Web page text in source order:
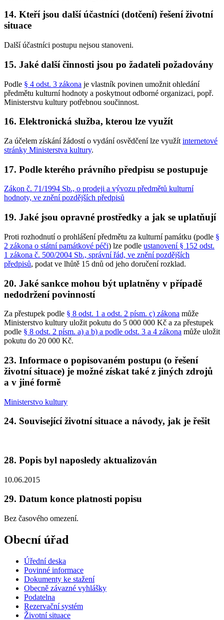
14. Kteří jsou další účastníci (dotčení) řešení životní
situace
Další účastníci postupu nejsou stanoveni.
15. Jaké další činnosti jsou po žadateli požadovány
Podle § 4 odst. 3 zákona je vlastník povinen umožnit ohledání
předmětu kulturní hodnoty a poskytnout odborné organizaci, popř.
Ministerstvu kultury potřebnou součinnost.
16. Elektronická služba, kterou lze využít
Za účelem získání žádostí o vydání osvědčení lze využít internetové
stránky Ministerstva kultury.
17. Podle kterého právního předpisu se postupuje
Zákon č. 71/1994 Sb., o prodeji a vývozu předmětů kulturní
hodnoty, ve znění pozdějších předpisů
19. Jaké jsou opravné prostředky a jak se uplatňují
Proti rozhodnutí o prohlášení předmětu za kulturní památku (podle §
2 zákona o státní památkové péči) lze podle ustanovení § 152 odst.
1 zákona č. 500/2004 Sb., správní řád, ve znění pozdějších
předpisů, podat ve lhůtě 15 dnů od jeho doručení rozklad.
20. Jaké sankce mohou být uplatněny v případě
nedodržení povinností
Za přestupek podle § 8 odst. 1 a odst. 2 písm. c) zákona může
Ministerstvo kultury uložit pokutu do 5 000 000 Kč a za přestupek
podle § 8 odst. 2 písm. a) a b) a podle odst. 3 a 4 zákona může uložit
pokutu do 20 000 Kč.
23. Informace o popisovaném postupu (o řešení
životní situace) je možné získat také z jiných zdrojů
a v jiné formě
Ministerstvo kultury
24. Související životní situace a návody, jak je řešit
28. Popis byl naposledy aktualizován
10.06.2015
29. Datum konce platnosti popisu
Bez časového omezení.
Obecní úřad
Úřední deska
Povinné informace
Dokumenty ke stažení
Obecně závazné vyhlášky
Podatelna
Rezervační systém
Životní situace